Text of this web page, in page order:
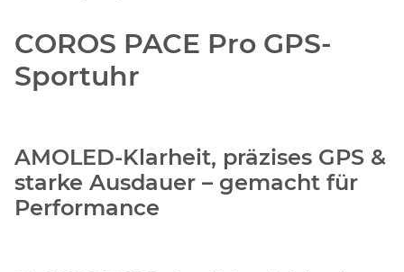
COROS PACE Pro GPS-
Sportuhr
AMOLED-Klarheit, präzises GPS &
starke Ausdauer – gemacht für
Performance